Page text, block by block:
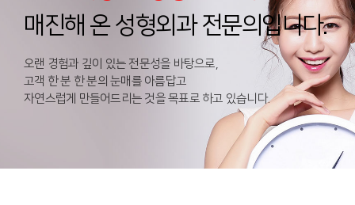
매진해 온 성형외과 전문의입니다.
오랜 경험과 깊이 있는 전문성을 바탕으로,
고객 한 분 한 분의 눈매를 아름답고
자연스럽게 만들어드리는 것을 목표로 하고 있습니다.